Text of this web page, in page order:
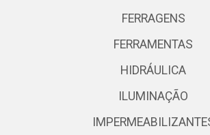
FERRAGENS
FERRAMENTAS
HIDRÁULICA
ILUMINAÇÃO